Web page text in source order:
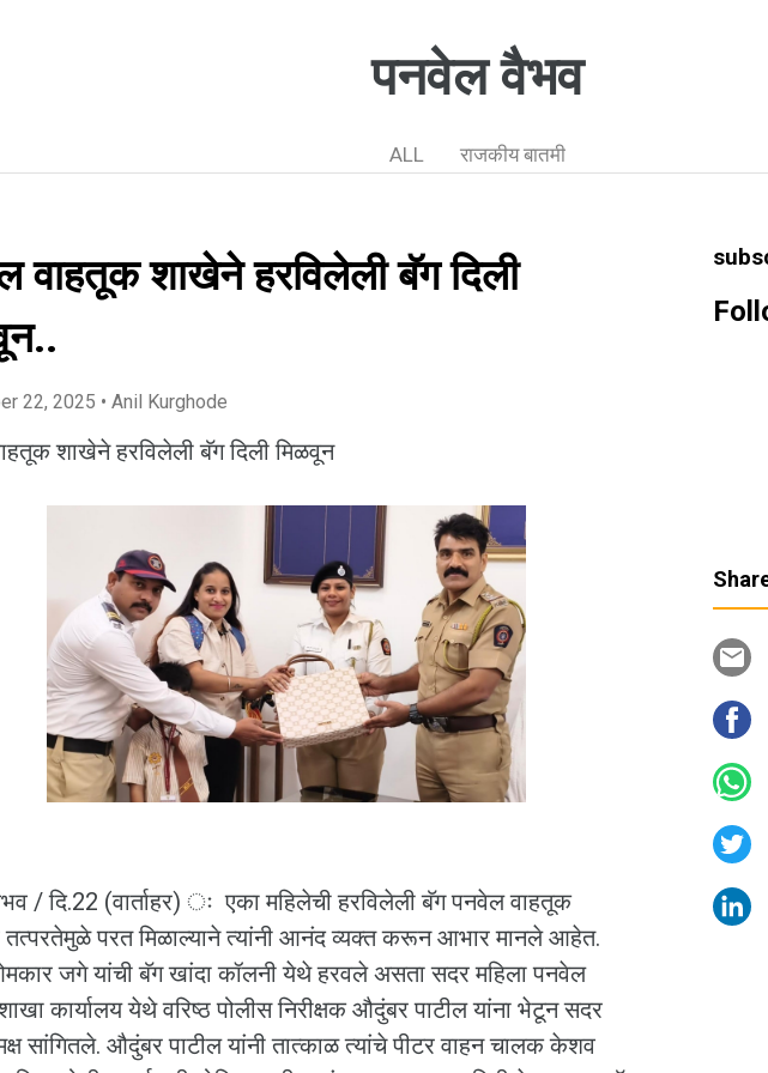
पनवेल वैभव
ALL राजकीय बातमी
वाहतूक शाखेने हरविलेली बॅग दिली
22, 2025 • Anil Kurghode
शाखेने हरविलेली बॅग दिली मिळवून
/ दि.22 (वार्ताहर) ः एका महिलेची हरविलेली बॅग पनवेल वाहतूक
तत्परतेमुळे परत मिळाल्याने त्यांनी आनंद व्यक्त करून आभार मानले आहेत.
जगे यांची बॅग खांदा कॉलनी येथे हरवले असता सदर महिला पनवेल
कार्यालय येथे वरिष्ठ पोलीस निरीक्षक औदुंबर पाटील यांना भेटून सदर
सांगितले. औदुंबर पाटील यांनी तात्काळ त्यांचे पीटर वाहन चालक केशव